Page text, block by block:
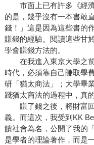
市面上已有許多《經濟
的是，幾乎沒有一本書敢
錢！」這是因為這些書的
賺錢的經驗。閱讀這些甘
學會賺錢方法的。
在我進入東京大學之前
時代，必須靠自己賺取學
研「猶太商法」；大學畢
踐猶太商法的過程中，真
賺了錢之後，將財富回
義。而這次，我受到KK
饋社會為名，公開了我的
是學者的理論著作，而是